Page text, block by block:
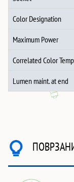
Color Designation
Maximum Power
Correlated Color
Lumen maint. at end